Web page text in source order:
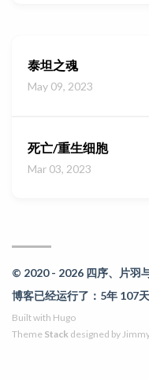
泰坦之魂
May 09, 2023
死亡/重生细胞
Mar 03, 2023
© 2020 - 2026 四序、片羽
博客已经运行了：5年 107
Built with Hugo
Theme Stack designed by